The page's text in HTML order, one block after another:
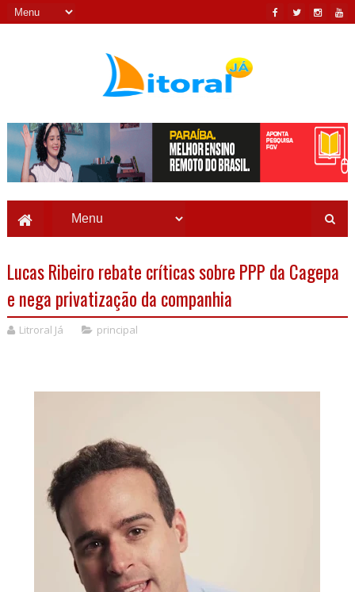
Lucas Ribeiro rebate críticas sobre PPP da Cagepa
e nega privatização da companhia
Litroral Já principal